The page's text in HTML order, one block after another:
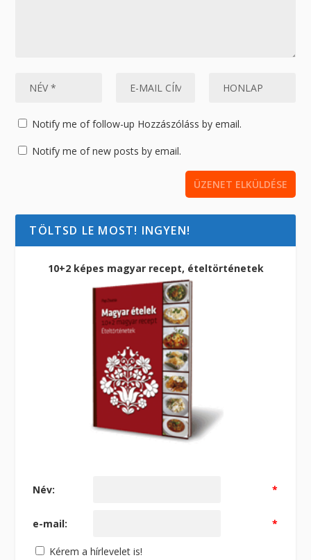
Notify me of follow-up Hozzászóláss by email.
Notify me of new posts by email.
TÖLTSD LE MOST! INGYEN!
10+2 képes magyar recept, ételtörténetek
Név: *
e-mail: *
Kérem a hírlevelet is!